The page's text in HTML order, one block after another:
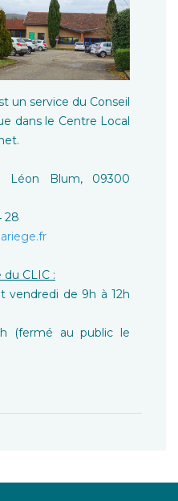
un service du Conseil
dans le Centre Local
Léon Blum, 09300
28
CLIC :
vendredi de 9h à 12h
(fermé au public le